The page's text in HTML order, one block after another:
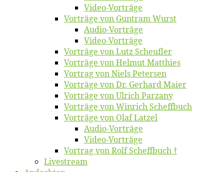
Vi­deo-Vor­trä­ge
Vor­trä­ge von Gun­tram Wurst
Au­dio-Vor­trä­ge
Vi­deo-Vor­trä­ge
Vor­trä­ge von Lutz Scheufler
Vor­trä­ge von Hel­mut Matthies
Vor­trag von Niels Petersen
Vor­trä­ge von Dr. Ger­hard Maier
Vor­trä­ge von Ul­rich Parzany
Vor­trä­ge von Win­rich Scheffbuch
Vor­trä­ge von Olaf Latzel
Au­dio-Vor­trä­ge
Vi­deo-Vor­trä­ge
Vor­trag von Rolf Scheffbuch †
Live­stream